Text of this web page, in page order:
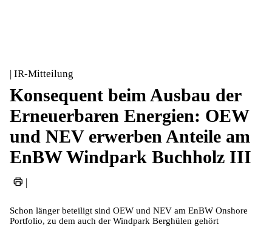
| IR-Mitteilung
Konsequent beim Ausbau der
Erneuerbaren Energien: OEW
und NEV erwerben Anteile am
EnBW Windpark Buchholz III
|
Schon länger beteiligt sind OEW und NEV am EnBW Onshore
Portfolio, zu dem auch der Windpark Berghülen gehört